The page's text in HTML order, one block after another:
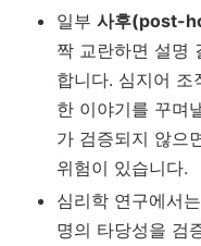
일부 사후(post-
짝 교란하면 설명
합니다. 심지어 조
한 이야기를 꾸며
가 검증되지 않으
위험이 있습니다.
심리학 연구에서
명의 타당성을 검